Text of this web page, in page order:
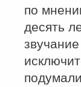
по
десять